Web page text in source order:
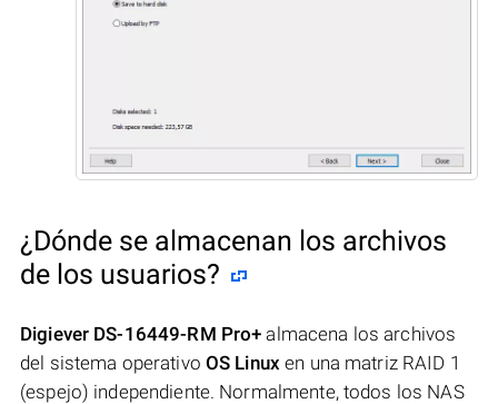
¿Dónde se almacenan los archivos
de los usuarios?
Digiever DS-16449-RM Pro+ almacena los archivos
del sistema operativo OS Linux en una matriz RAID 1
(espejo) independiente. Normalmente, todos los NAS